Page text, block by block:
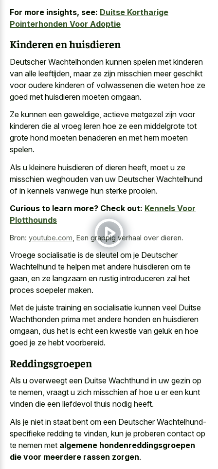
For more insights, see: Duitse Kortharige
Pointerhonden Voor Adoptie
Kinderen en huisdieren
Deutscher Wachtelhonden kunnen spelen met kinderen
van alle leeftijden, maar ze zijn misschien meer geschikt
voor oudere kinderen of volwassenen die weten hoe ze
goed met huisdieren moeten omgaan.
Ze kunnen een geweldige, actieve metgezel zijn voor
kinderen die al vroeg leren hoe ze een middelgrote tot
grote hond moeten benaderen en met hem moeten
spelen.
Als u kleinere huisdieren of dieren heeft, moet u ze
misschien weghouden van uw Deutscher Wachtelhund
of in kennels vanwege hun sterke prooien.
Curious to learn more? Check out: Kennels Voor
Plotthounds
Bron: youtube.com Een grappig verhaal over dieren.
Vroege socialisatie is de sleutel om je Deutscher
Wachtelhund te helpen met andere huisdieren om te
gaan, en ze langzaam en rustig introduceren zal het
proces soepeler maken.
Met de juiste training en socialisatie kunnen veel Duitse
Wachthonden prima met andere honden en huisdieren
omgaan, dus het is echt een kwestie van geluk en hoe
goed je ze hebt voorbereid.
Reddingsgroepen
Als u overweegt een Duitse Wachthund in uw gezin op
te nemen, vraagt u zich misschien af hoe u er een kunt
vinden die een liefdevol thuis nodig heeft.
Als je niet in staat bent om een Deutscher Wachtelhund-
specifieke redding te vinden, kun je proberen contact op
te nemen met algemene hondenreddingsgroepen
die voor meerdere rassen zorgen.